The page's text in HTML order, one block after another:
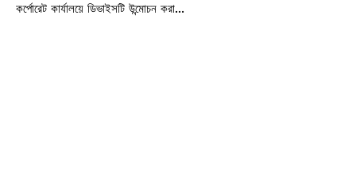
কর্পোরেট কার্যালয়ে ডিভাইসটি উন্মোচন করা...